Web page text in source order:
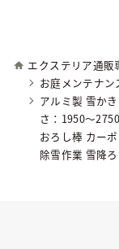
エクステリア通販
お庭メンテナン
アルミ製 雪か
さ：1950～
おろし棒 カー
除雪作業 雪降